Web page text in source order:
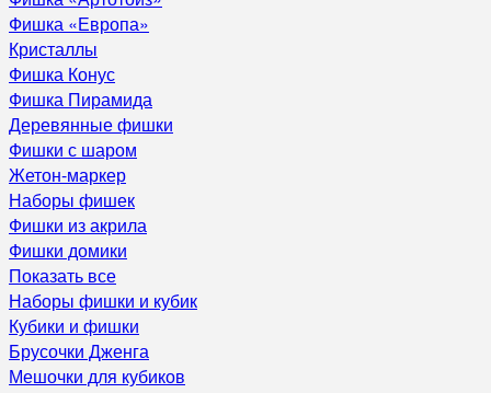
Фишка «Европа»
Кристаллы
Фишка Конус
Фишка Пирамида
Деревянные фишки
Фишки с шаром
Жетон-маркер
Наборы фишек
Фишки из акрила
Фишки домики
Показать все
Наборы фишки и кубик
Кубики и фишки
Брусочки Дженга
Мешочки для кубиков